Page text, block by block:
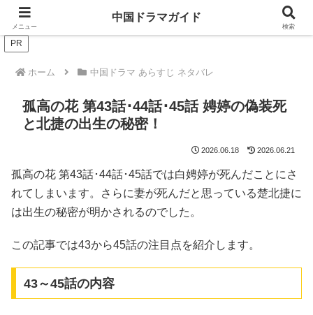
ドラマは歴史を知るともっと面白い！
PR
ホーム 中国ドラマ あらすじ ネタバレ
孤高の花 第43話･44話･45話 娉婷の偽装死
と北捷の出生の秘密！
2026.06.18 2026.06.21
孤高の花 第43話･44話･45話では白娉婷が死んだことにさ
れてしまいます。さらに妻が死んだと思っている楚北捷に
は出生の秘密が明かされるのでした。
この記事では43から45話の注目点を紹介します。
43～45話の内容
メニュー
中国ドラマガイド
検索